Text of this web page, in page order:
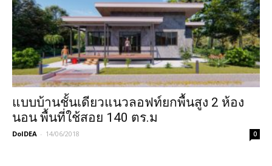
แบบบ้านชั้นเดียวแนวลอฟท์ยกพื้นสูง 2 ห้อง
นอน พื้นที่ใช้สอย 140 ตร.ม
DoIDEA - 14/06/2018 0